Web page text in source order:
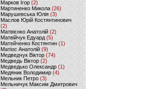
Марков Ігор (2)
Мартиненко Микола (26)
Марушевська Юлія (3)
Маслов Юрій Костянтинович
(2)
Матвієнко Анатолій (2)
Матвійчук Едуард(5)
Матейченко Костянтин (1)
Матіос Анатолій (9)
Медведчук Віктор(74)
Медведь Віктор (2)
Медведько Олександр (1)
Медяник Володимир(4)
Мельник Петро (3)
Мельничук Максим Дмитрович